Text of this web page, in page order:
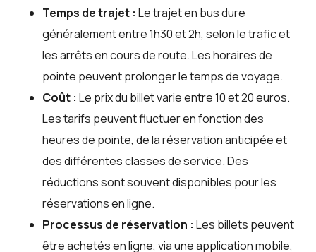
Temps de trajet : Le trajet en bus dure
généralement entre 1h30 et 2h, selon le trafic et
les arrêts en cours de route. Les horaires de
pointe peuvent prolonger le temps de voyage.
Coût : Le prix du billet varie entre 10 et 20 euros.
Les tarifs peuvent fluctuer en fonction des
heures de pointe, de la réservation anticipée et
des différentes classes de service. Des
réductions sont souvent disponibles pour les
réservations en ligne.
Processus de réservation : Les billets peuvent
être achetés en ligne, via une application mobile,